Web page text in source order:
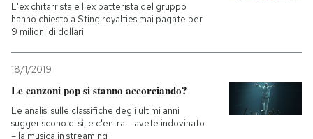
L'ex chitarrista e l'ex batterista del gruppo
hanno chiesto a Sting royalties mai pagate per
9 milioni di dollari
18/1/2019
Le canzoni pop si stanno accorciando?
Le analisi sulle classifiche degli ultimi anni
suggeriscono di sì, e c'entra – avete indovinato
– la musica in streaming